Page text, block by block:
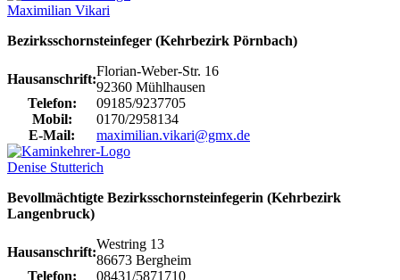
Maximilian Vikari
Bezirksschornsteinfeger (Kehrbezirk Pörnbach)
Hausanschrift:
Florian-Weber-Str. 16
92360 Mühlhausen
Telefon:
09185/9237705
Mobil:
0170/2958134
E-Mail:
maximilian.vikari@gmx.de
Denise Stutterich
Bevollmächtigte Bezirksschornsteinfegerin (Kehrbezirk
Langenbruck)
Hausanschrift:
Westring 13
86673 Bergheim
Telefon:
08431/5871710